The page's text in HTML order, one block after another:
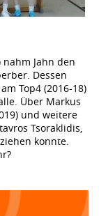
nahm Jahn den
Dessen
Top4 (2016-18)
Über Markus
und weitere
Tsoraklidis,
konnte.